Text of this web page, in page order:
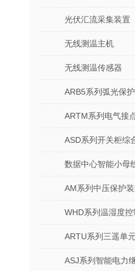
光伏汇流采集装置
无线测温主机
无线测温传感器
ARB5系列弧光保
ARTM系列电气接
ASD系列开关柜综
数据中心智能小母
AM系列中压保护
WHD系列温湿度控
ARTU系列三遥单
ASJ系列智能电力